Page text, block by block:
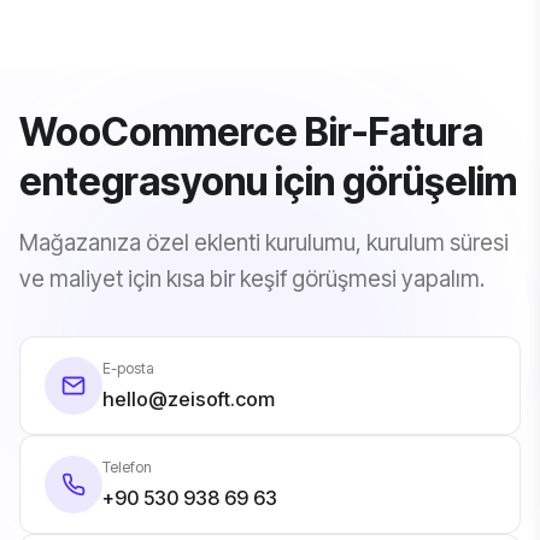
WooCommerce Bir-Fatura
entegrasyonu için görüşelim
Mağazanıza özel eklenti kurulumu, kurulum süresi
ve maliyet için kısa bir keşif görüşmesi yapalım.
E-posta
hello@zeisoft.com
Telefon
+90 530 938 69 63